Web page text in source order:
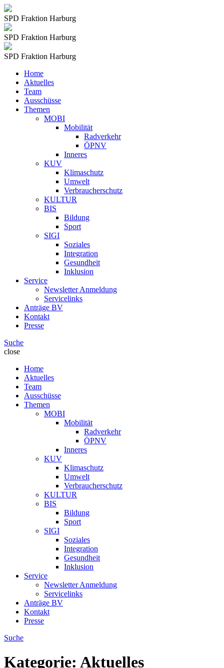
SPD Fraktion Harburg
SPD Fraktion Harburg
SPD Fraktion Harburg
Home
Aktuelles
Team
Ausschüsse
Themen
MOBI
Mobilität
Radverkehr
ÖPNV
Inneres
KUV
Klimaschutz
Umwelt
Verbraucherschutz
KULTUR
BIS
Bildung
Sport
SIGI
Soziales
Integration
Gesundheit
Inklusion
Service
Newsletter Anmeldung
Servicelinks
Anträge BV
Kontakt
Presse
Suche
close
Home
Aktuelles
Team
Ausschüsse
Themen
MOBI
Mobilität
Radverkehr
ÖPNV
Inneres
KUV
Klimaschutz
Umwelt
Verbraucherschutz
KULTUR
BIS
Bildung
Sport
SIGI
Soziales
Integration
Gesundheit
Inklusion
Service
Newsletter Anmeldung
Servicelinks
Anträge BV
Kontakt
Presse
Suche
Kategorie: Aktuelles